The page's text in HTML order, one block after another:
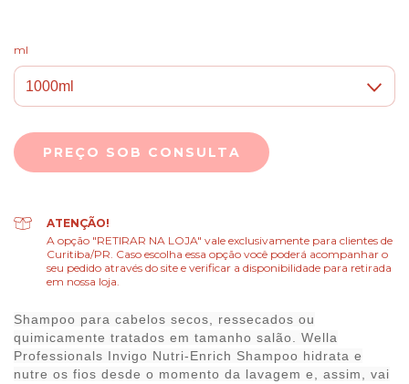
ml
ATENÇÃO!
A opção "RETIRAR NA LOJA" vale exclusivamente para clientes de
Curitiba/PR. Caso escolha essa opção você poderá acompanhar o
seu pedido através do site e verificar a disponibilidade para retirada
em nossa loja.
Shampoo para cabelos secos, ressecados ou
quimicamente tratados em tamanho salão. Wella
Professionals Invigo Nutri-Enrich Shampoo hidrata e
nutre os fios desde o momento da lavagem e, assim, vai